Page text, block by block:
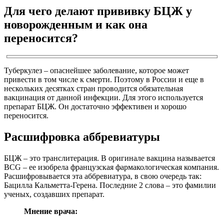
Для чего делают прививку БЦЖ у
новорожденным и как она
переносится?
Туберкулез – опаснейшее заболевание, которое может
привести в том числе к смерти. Поэтому в России и еще в
нескольких десятках стран проводится обязательная
вакцинация от данной инфекции. Для этого используется
препарат БЦЖ. Он достаточно эффективен и хорошо
переносится.
Расшифровка аббревиатуры
БЦЖ – это транслитерация. В оригинале вакцина называется
BCG – ее изобрела французская фармакологическая компания.
Расшифровывается эта аббревиатура, в свою очередь так:
Бацилла Кальметта-Герена. Последние 2 слова – это фамилии
ученых, создавших препарат.
Мнение врача: